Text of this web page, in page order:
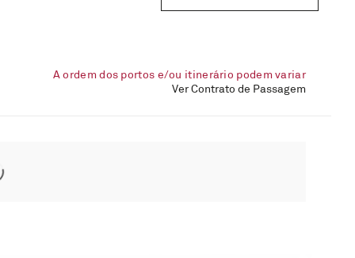
A ordem dos portos e/ou itinerário podem variar
Ver Contrato de Passagem